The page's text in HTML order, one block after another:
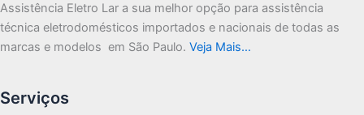
Assistência Eletro Lar a sua melhor opção para assistência
técnica eletrodomésticos importados e nacionais de todas as
marcas e modelos em São Paulo. Veja Mais…
Serviços